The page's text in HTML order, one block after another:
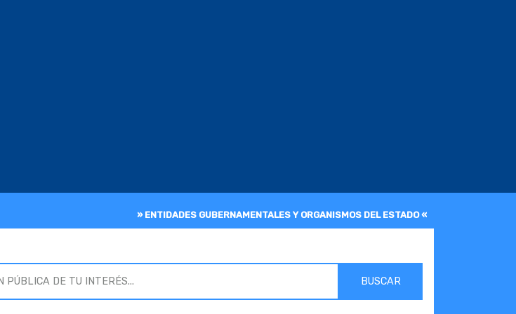
» ENTIDADES GUBERNAMENTALES Y ORGANISMOS DEL ESTADO «
BUSCAR